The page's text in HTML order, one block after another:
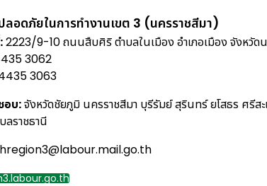
ลอดภัยในการทำงานเขต 3 (นครราชสีมา)
2223/9-10 ถนนสืบศิริ ตำบลในเมือง อำเภอเมือง จังหวั
3062
3063
อบ:จังหวัดชัยภูมิ นครราชสีมา บุรีรัมย์ สุรินทร์ ยโสธร ศรีส
ลราชธานี